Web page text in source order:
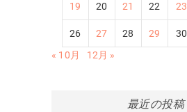
19 20 21 22 23
26 27 28 29
30
« 10月
12月 »
最近の投稿